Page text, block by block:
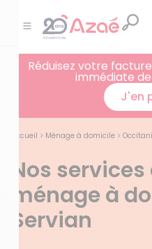
Réduisez votre
immédiate
J'en
Accueil > Ménage à domicile >
Nos
ménage à
Servian